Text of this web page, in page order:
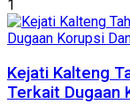
1
Kejati Kalteng
Terkait Dugaan